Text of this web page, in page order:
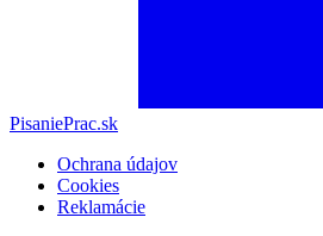
PisaniePrac.sk
Ochrana údajov
Cookies
Reklamácie